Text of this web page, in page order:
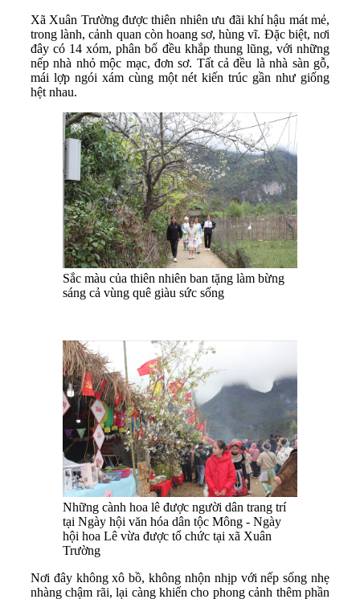
Xã Xuân Trường được thiên nhiên ưu đãi khí hậu mát mẻ,
trong lành, cảnh quan còn hoang sơ, hùng vĩ. Đặc biệt, nơi
đây có 14 xóm, phân bố đều khắp thung lũng, với những
nếp nhà nhỏ mộc mạc, đơn sơ. Tất cả đều là nhà sàn gỗ,
mái lợp ngói xám cùng một nét kiến trúc gần như giống
hệt nhau.
Sắc màu của thiên nhiên ban tặng làm bừng
sáng cả vùng quê giàu sức sống
Những cành hoa lê được người dân trang trí
tại Ngày hội văn hóa dân tộc Mông - Ngày
hội hoa Lê vừa được tổ chức tại xã Xuân
Trường
Nơi đây không xô bồ, không nhộn nhịp với nếp sống nhẹ
nhàng chậm rãi, lại càng khiến cho phong cảnh thêm phần